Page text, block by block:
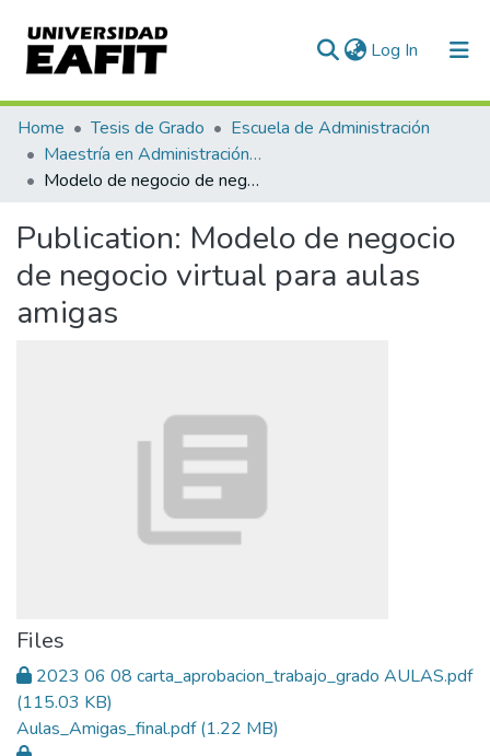
Log In (current)
Communities & Collections
All of DSpace
Home Tesis de Grado
Escuela de Administración
Maestría en Administración - MBA (tesis)
Modelo de negocio de negocio virtual para aulas amigas
Publication: Modelo de negocio
de negocio virtual para aulas
amigas
Files
2023 06 08 carta_aprobacion_trabajo_grado AULAS.pdf
(115.03 KB)
Aulas_Amigas_final.pdf(1.22 MB)